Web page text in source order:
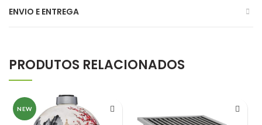
ENVIO E ENTREGA
PRODUTOS RELACIONADOS
NEW